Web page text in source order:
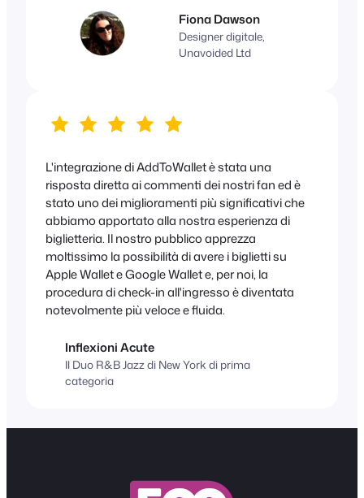
Fiona Dawson
Designer digitale,
Unavoided Ltd
L'integrazione di AddToWallet è stata una
risposta diretta ai commenti dei nostri fan ed è
stato uno dei miglioramenti più significativi che
abbiamo apportato alla nostra esperienza di
biglietteria. Il nostro pubblico apprezza
moltissimo la possibilità di avere i biglietti su
Apple Wallet e Google Wallet e, per noi, la
procedura di check-in all'ingresso è diventata
notevolmente più veloce e fluida.
Inflexioni Acute
Il Duo R&B Jazz di New York di prima
categoria